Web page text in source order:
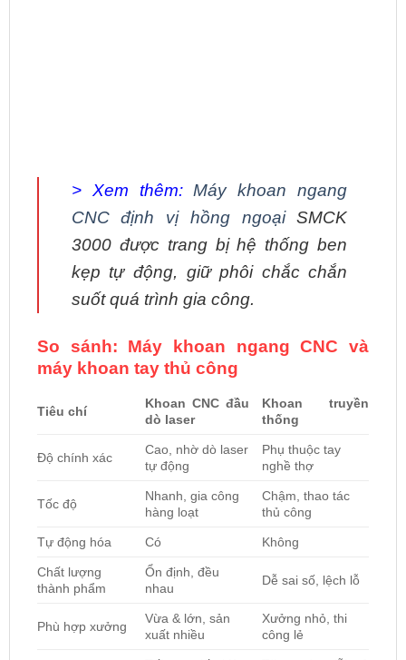
> Xem thêm:Máy khoan ngang
CNC định vị hồng ngoạiSMCK
3000 được trang bị hệ thống ben
kẹp tự động, giữ phôi chắc chắn
suốt quá trình gia công.
So sánh: Máy khoan ngang CNC và
máy khoan tay thủ công
Tiêu chí
Khoan CNC đầu
dò laser
Khoan truyền
thống
Độ chính xác
Cao, nhờ dò laser
tự động
Phụ thuộc tay
nghề thợ
Tốc độ
Nhanh, gia công
hàng loạt
Chậm, thao tác
thủ công
Tự động hóa Có Không
Chất lượng
thành phẩm
Ổn định, đều
nhau
Dễ sai số, lệch lỗ
Phù hợp xưởng
Vừa & lớn, sản
xuất nhiều
Xưởng nhỏ, thi
công lẻ